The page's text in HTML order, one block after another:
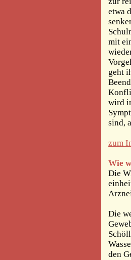
etwa
mit
geht
wird
sind,
zum
Wie
Die
Die
den